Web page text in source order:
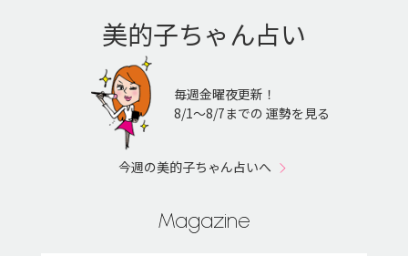
美的子ちゃん占い
毎週金曜夜更新！
8/1〜8/7までの 運勢を見る
今週の美的子ちゃん占いへ
Magazine